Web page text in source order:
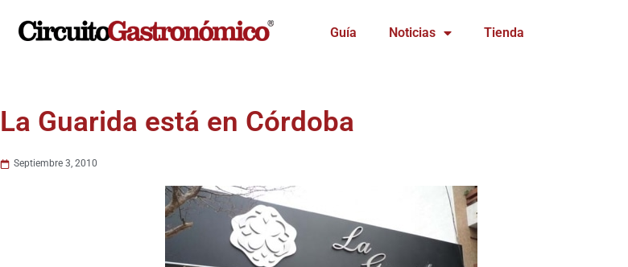
Guía Noticias Tienda
La Guarida está en Córdoba
Septiembre 3, 2010